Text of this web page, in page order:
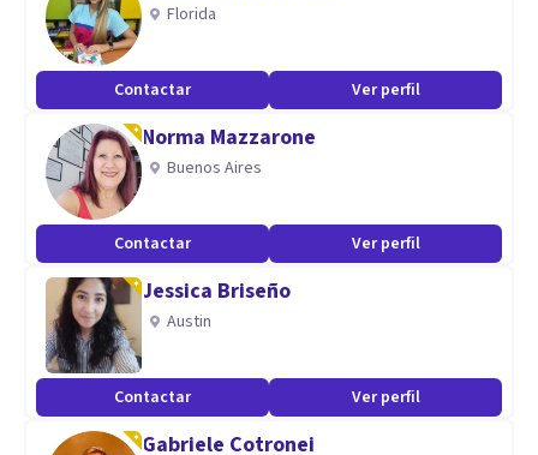
Florida
Contactar Ver perfil
Norma Mazzarone
Buenos Aires
Contactar Ver perfil
Jessica Briseño
Austin
Contactar Ver perfil
Gabriele Cotronei